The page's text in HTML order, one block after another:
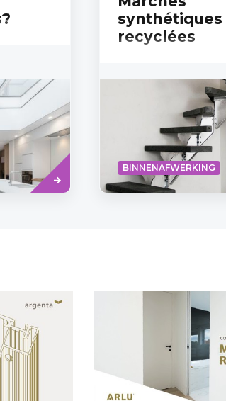
Read
more
synthétiques
recyclées
BINNENAFWERKING